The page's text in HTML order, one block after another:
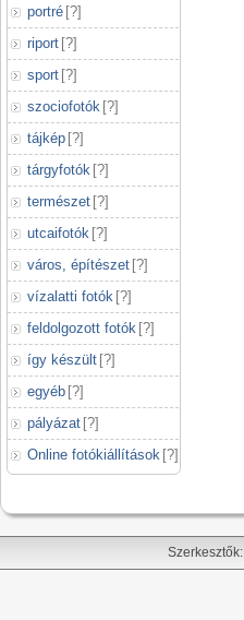
portré [?]
riport [?]
sport [?]
szociofotók [?]
tájkép [?]
tárgyfotók [?]
természet [?]
utcaifotók [?]
város, építészet [?]
vízalatti fotók [?]
feldolgozott fotók [?]
így készült [?]
egyéb [?]
pályázat [?]
Online fotókiállítások [?]
Szerkesztők: